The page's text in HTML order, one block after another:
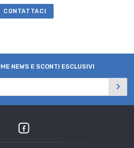
CONTATTACI
NEWS E SCONTI ESCLUSIVI